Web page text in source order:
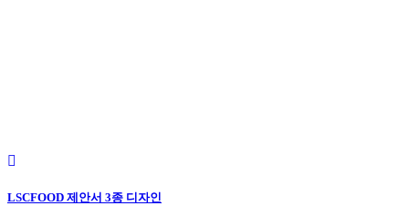
LSCFOOD 제안서 3종 디자인